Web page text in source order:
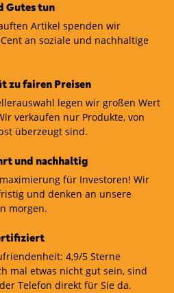
Gutes tun
Artikel spenden wir
an soziale und nachhaltige
zu fairen Preisen
legen wir großen Wert
verkaufen nur Produkte, von
überzeugt sind.
und nachhaltig
für Investoren! Wir
und denken an unsere
morgen.
4,9/5 Sterne
mal etwas nicht gut sein, sind
Telefon direkt für Sie da.